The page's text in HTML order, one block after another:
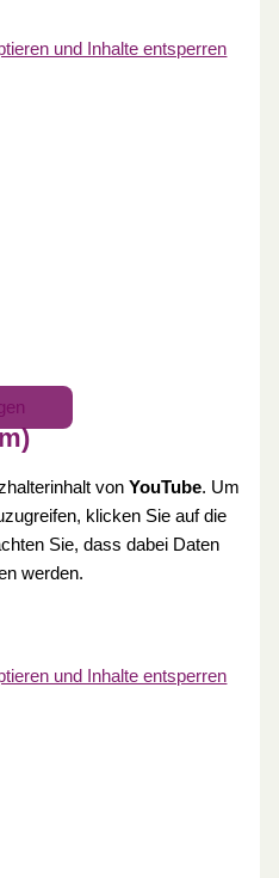
und Inhalte entsperren
vonYouTube. Um
klicken Sie auf die
Sie, dass dabei Daten
werden.
und Inhalte entsperren